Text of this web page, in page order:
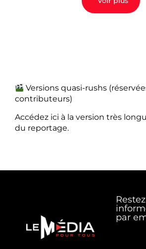
Versions quasi-rushs
contributeurs)
Accédez ici à la version très
du reportage.
Restez
par